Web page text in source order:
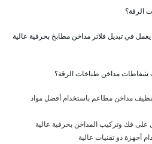
الرقة؟
في تبديل فلاتر مداخن مطابخ بحرفية عالية
شفاطات مداخن طباخات الرقة؟
مداخن مطاعم باستخدام أفضل مواد
فك وتركيب المداخن بحرفية عالية
أجهزة ذو تقنيات عالية